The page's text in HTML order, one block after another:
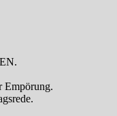
Empörung.